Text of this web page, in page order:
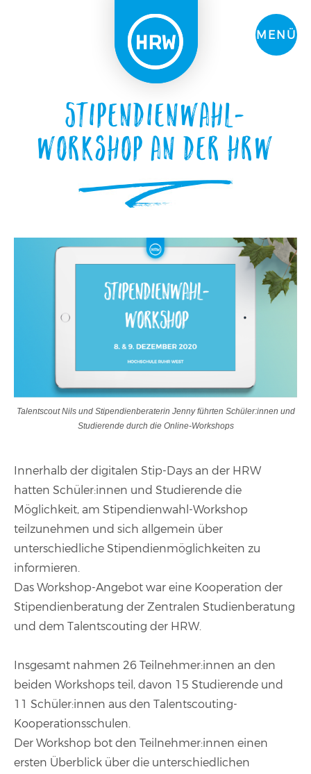
MENÜ
Stipendienwahl-
Workshop an der HRW
Talentscout Nils und Stipendienberaterin Jenny führten Schüler:innen und
Studierende durch die Online-Workshops
Innerhalb der digitalen Stip-Days an der HRW
hatten Schüler:innen und Studierende die
Möglichkeit, am Stipendienwahl-Workshop
teilzunehmen und sich allgemein über
unterschiedliche Stipendienmöglichkeiten zu
informieren.
Das Workshop-Angebot war eine Kooperation der
Stipendienberatung der Zentralen Studienberatung
und dem Talentscouting der HRW.
Insgesamt nahmen 26 Teilnehmer:innen an den
beiden Workshops teil, davon 15 Studierende und
11 Schüler:innen aus den Talentscouting-
Kooperationsschulen.
Der Workshop bot den Teilnehmer:innen einen
ersten Überblick über die unterschiedlichen